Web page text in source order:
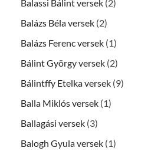
Balassi Bálint versek (2)
Balázs Béla versek (2)
Balázs Ferenc versek (1)
Bálint György versek (2)
Bálintffy Etelka versek (9)
Balla Miklós versek (1)
Ballagási versek (3)
Balogh Gyula versek (1)